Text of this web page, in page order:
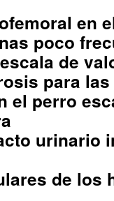
en
poco
de
para
el perro
urinario
de los